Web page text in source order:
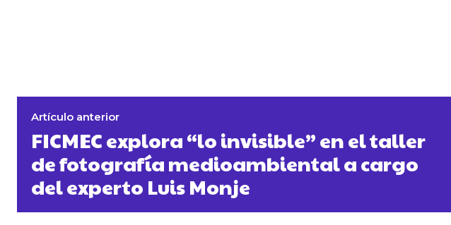
Artículo anterior
FICMEC explora “lo invisible” en el taller
de fotografía medioambiental a cargo
del experto Luis Monje